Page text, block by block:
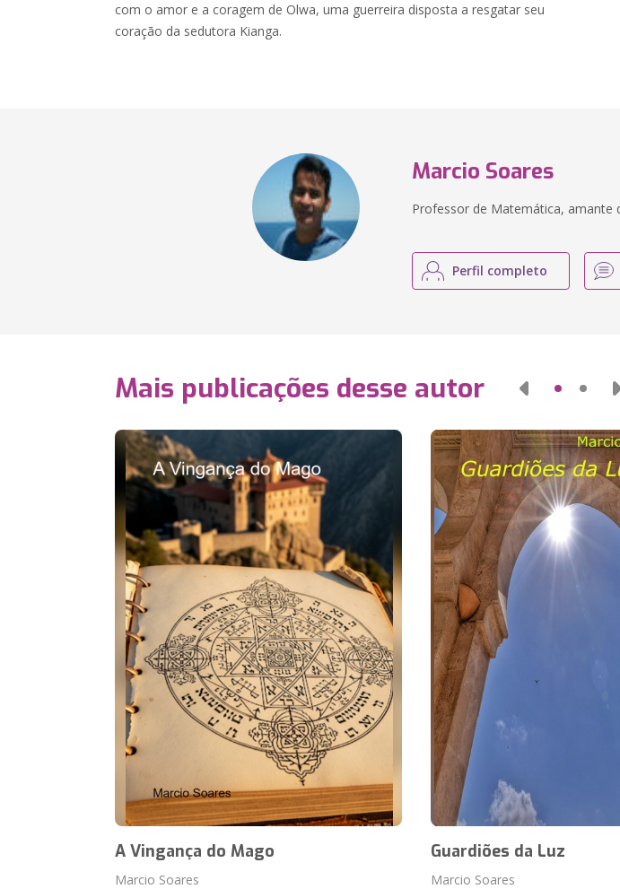
com o amor e a coragem de Olwa, uma guerreira disposta a resgatar seu
coração da sedutora Kianga.
Marcio Soares
Professor de Matemática, amante
Perfil completo
Mais publicações desse autor
A Vingança do Mago
Marcio Soares
Guardiões da Luz
Marcio Soares